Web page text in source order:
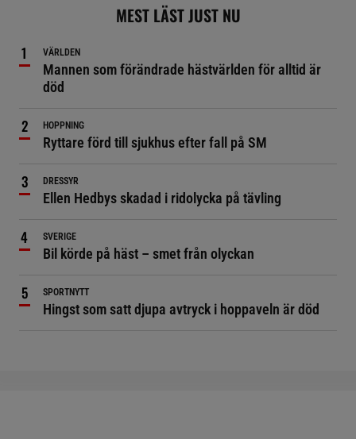
MEST LÄST JUST NU
VÄRLDEN
Mannen som förändrade hästvärlden för alltid är
död
HOPPNING
Ryttare förd till sjukhus efter fall på SM
DRESSYR
Ellen Hedbys skadad i ridolycka på tävling
SVERIGE
Bil körde på häst – smet från olyckan
SPORTNYTT
Hingst som satt djupa avtryck i hoppaveln är död